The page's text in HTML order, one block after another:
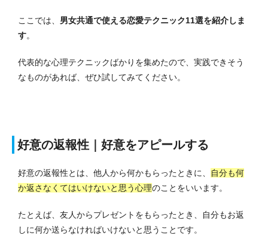
ここでは、 男女共通で使える恋愛テクニック11選を紹介しま
す。
代表的な心理テクニックばかりを集めたので、実践できそう
なものがあれば、ぜひ試してみてください。
好意の返報性｜好意をアピールする
好意の返報性とは、他人から何かもらったときに、
自分も何
か返さなくてはいけないと思う心理のことをいいます。
たとえば、友人からプレゼントをもらったとき、自分もお返
しに何か送らなければいけないと思うことです。